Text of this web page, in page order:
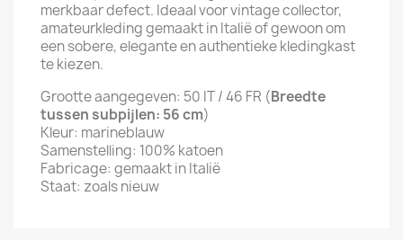
merkbaar defect. Ideaal voor vintage collector,
amateurkleding gemaakt in Italië of gewoon om
een sobere, elegante en authentieke kledingkast
te kiezen.
Grootte aangegeven: 50 IT / 46 FR (Breedte
tussen subpijlen: 56 cm)
Kleur: marineblauw
Samenstelling: 100% katoen
Fabricage: gemaakt in Italië
Staat: zoals nieuw